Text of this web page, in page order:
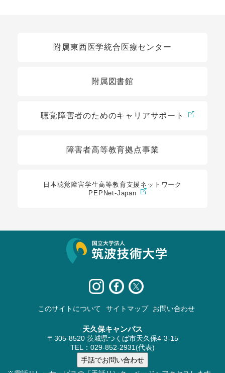
附属東西医学統合医療センター
附属図書館
聴覚障害者のためのキャリアサポート
障害者高等教育拠点事業
日本聴覚障害学生高等教育支援ネットワーク
PEPNet-Japan
このサイトについて サイトマップ お問い合わせ
天久保キャンパス
〒305-8520 茨城県つくば市天久保4-3-15
TEL：029-852-2931(代表)